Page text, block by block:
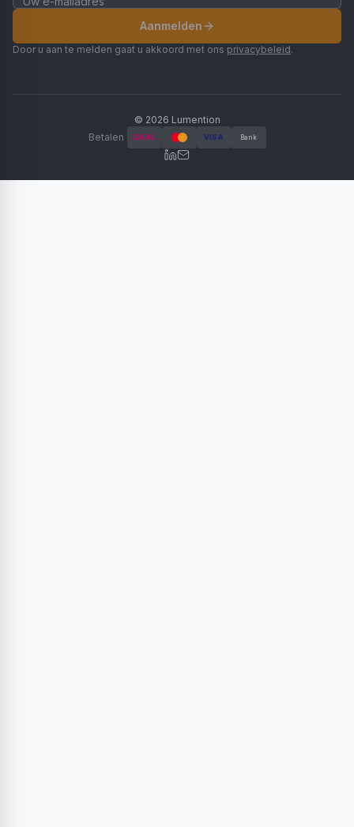
Aanmelden
Door u aan te melden gaat u akkoord met ons privacybeleid.
© 2026 Lumention
Betalen
iDEAL VISA Bank